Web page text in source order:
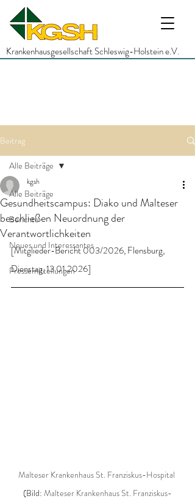
Krankenhausgesellschaft Schleswig-Holstein e.V.
Beitrag
Alle Beiträge
Berichte
Neues und Interessantes
Pressemitteilungen
Alle Beiträge
Gesundheitscampus: Diako und Malteser
beschließen Neuordnung der
Verantwortlichkeiten
kgsh
[Mitglieder-Bericht 003/2026, Flensburg,
Dienstag, 13.01.2026]
Malteser Krankenhaus St. Franziskus-Hospital
(Bild: Malteser Krankenhaus St. Franziskus-